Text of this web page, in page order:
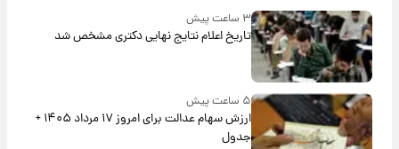
۳ ساعت پیش
تاریخ اعلام نتایج نهایی دکتری مشخص شد
۵ ساعت پیش
ارزش سهام عدالت برای امروز ۱۷ مرداد ۱۴۰۵ +
جدول